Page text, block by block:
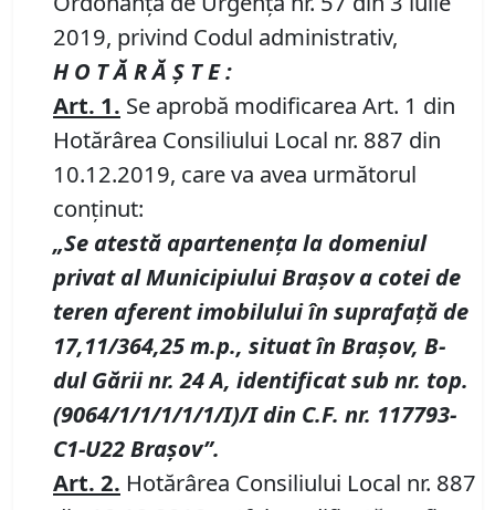
2019, privind Codul administrativ,
H O T Ă R Ă Ş T E :
Art. 1. Se aprobă modificarea Art. 1 din
Hotărârea Consiliului Local nr. 887 din
10.12.2019, care va avea următorul
conținut:
„Se atestă apartenența la domeniul
privat al Municipiului Brașov a cotei de
teren aferent imobilului în suprafață de
17,11/364,25 m.p., situat în Brașov, B-
dul Gării nr. 24 A, identificat sub nr. top.
(9064/1/1/1/1/1/I)/I din C.F. nr. 117793-
C1-U22 Brașov”.
Art. 2. Hotărârea Consiliului Local nr. 887